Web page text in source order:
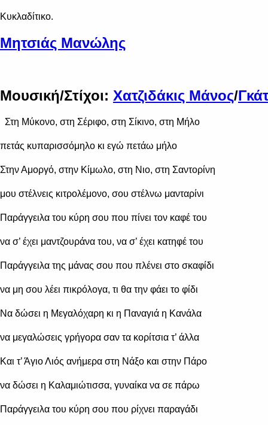
Κυκλαδίτικο.
Μητσιάς Μανώλης
Μουσική/Στίχοι: Χατζιδάκις Μάνος/
Στη Μύκονο, στη Σέριφο, στη Σίκινο, στη Μήλο
πετάς κυπαρισσόμηλο κι εγώ πετάω μήλο
Στην Αμοργό, στην Κίμωλο, στη Νιο, στη Σαντορίνη
μου στέλνεις κιτρολέμονο, σου στέλνω μανταρίνι
Παράγγειλα του κύρη σου που πίνει τον καφέ του
να σ’ έχει μαντζουράνα του, να σ’ έχει κατηφέ του
Παράγγειλα της μάνας σου που πλένει στο σκαφίδι
να μη σου λέει πικρόλογα, τι θα την φάει το φίδι
Να δώσει η Μεγαλόχαρη κι η Παναγιά η Κανάλα
να μεγαλώσεις γρήγορα σαν τα κορίτσια τ’ άλλα
Και τ’ Άγιο Λιός ανήμερα στη Νάξο και στην Πάρο
να δώσει η Καλαμιώτισσα, γυναίκα να σε πάρω
Παράγγειλα του κύρη σου που ρίχνει παραγάδι